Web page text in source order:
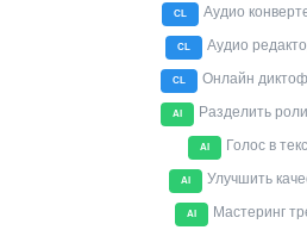
CL Аудио
CL Аудио
CL Онлайн
AI Разделить
AI Голос в
AI Улучшить
AI Мастеринг